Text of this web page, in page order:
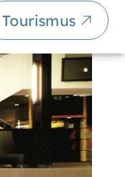
Tourismus